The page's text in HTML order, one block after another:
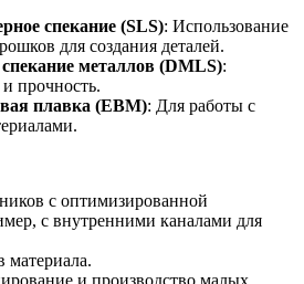
спекание (SLS): Использование
для создания деталей.
металлов (DMLS):
прочность.
плавка (EBM): Для работы с
с оптимизированной
с внутренними каналами для
материала.
и производство малых